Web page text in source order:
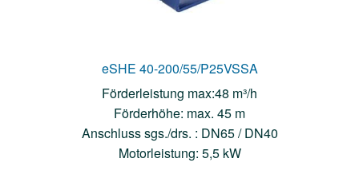
eSHE 40-200/55/P25VSSA
Förderleistung max:48 m³/h
Förderhöhe: max. 45 m
Anschluss sgs./drs. : DN65 / DN40
Motorleistung: 5,5 kW